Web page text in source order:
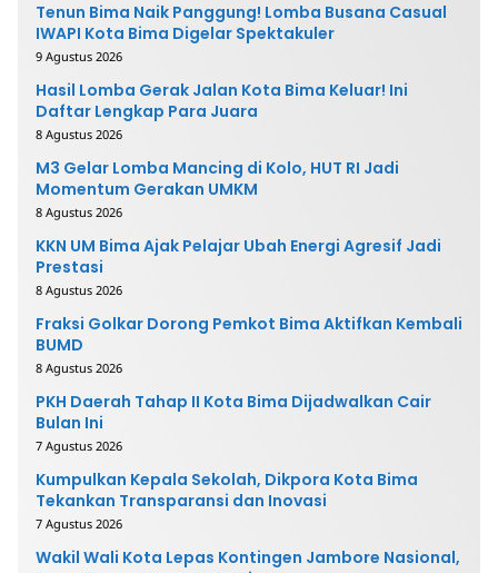
Tenun Bima Naik Panggung! Lomba Busana Casual
IWAPI Kota Bima Digelar Spektakuler
9 Agustus 2026
Hasil Lomba Gerak Jalan Kota Bima Keluar! Ini
Daftar Lengkap Para Juara
8 Agustus 2026
M3 Gelar Lomba Mancing di Kolo, HUT RI Jadi
Momentum Gerakan UMKM
8 Agustus 2026
KKN UM Bima Ajak Pelajar Ubah Energi Agresif Jadi
Prestasi
8 Agustus 2026
Fraksi Golkar Dorong Pemkot Bima Aktifkan Kembali
BUMD
8 Agustus 2026
PKH Daerah Tahap II Kota Bima Dijadwalkan Cair
Bulan Ini
7 Agustus 2026
Kumpulkan Kepala Sekolah, Dikpora Kota Bima
Tekankan Transparansi dan Inovasi
7 Agustus 2026
Wakil Wali Kota Lepas Kontingen Jambore Nasional,